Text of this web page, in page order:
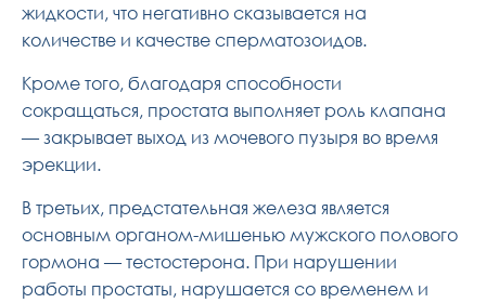
жидкости, что негативно сказывается на
количестве и качестве сперматозоидов.
Кроме того, благодаря способности
сокращаться, простата выполняет роль клапана
— закрывает выход из мочевого пузыря во время
эрекции.
В третьих, предстательная железа является
основным органом-мишенью мужского полового
гормона — тестостерона. При нарушении
работы простаты, нарушается со временем и